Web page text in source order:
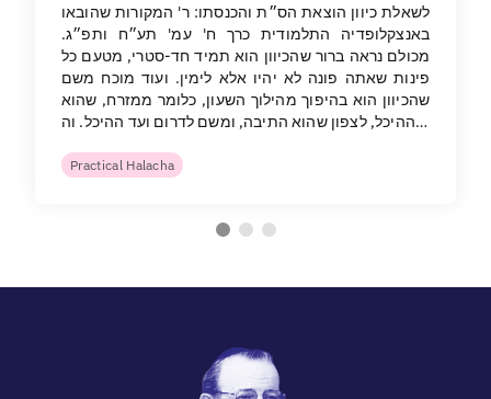
לשאלת כיוון הוצאת הס״ת והכנסתו: ר' המקורות שהובאו
באנצקלופדיה התלמודית כרך ח' עמ' תע״ח ותפ״ג.
מכולם נראה ברור שהכיוון הוא תמיד חד-סטרי, מטעם כל
פינות שאתה פונה לא יהיו אלא לימין. ועוד מוכח משם
שהכיוון הוא בהיפוך מהילוך השעון, כלומר ממזרח, שהוא
ההיכל, לצפון שהוא התיבה, ומשם לדרום ועד ההיכל. וה…
Practical Halacha